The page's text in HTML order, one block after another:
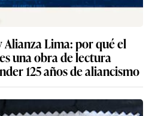
Lima: por qué el
una obra de lectura
125 años de aliancismo